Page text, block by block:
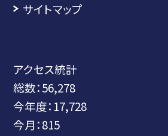
サイトマップ
アクセス統計
総数：56,278
今年度： 17,728
今月：815